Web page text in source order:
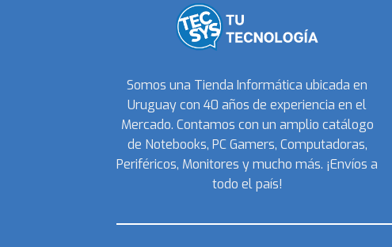
Somos una Tienda Informática ubicada en
Uruguay con 40 años de experiencia en el
Mercado. Contamos con un amplio catálogo
de Notebooks, PC Gamers, Computadoras,
Periféricos, Monitores y mucho más. ¡Envíos a
todo el país!